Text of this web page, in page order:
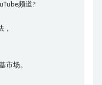
频道?
，
市场。